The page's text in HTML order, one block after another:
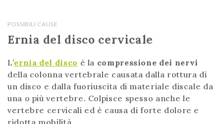
POSSIBILI CAUSE
Ernia del disco cervicale
L’ernia del disco è la compressione dei nervi
della colonna vertebrale causata dalla rottura di
un disco e dalla fuoriuscita di materiale discale da
una o più vertebre. Colpisce spesso anche le
vertebre cervicali ed è causa di forte dolore e
ridotta mobilità.